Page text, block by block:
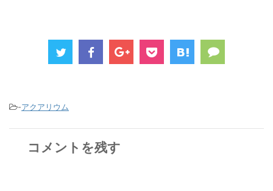
-アクアリウム
コメントを残す